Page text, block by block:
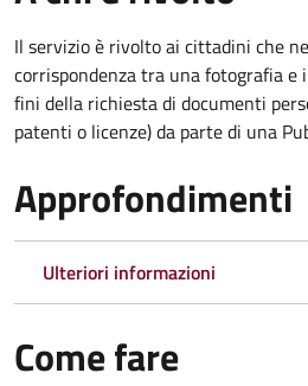
Il servizio è rivolto ai cittadini che
corrispondenza tra una fotografia e
fini della richiesta di documenti
patenti o licenze) da parte di una
Approfondimenti
Ulteriori informazioni
Come fare